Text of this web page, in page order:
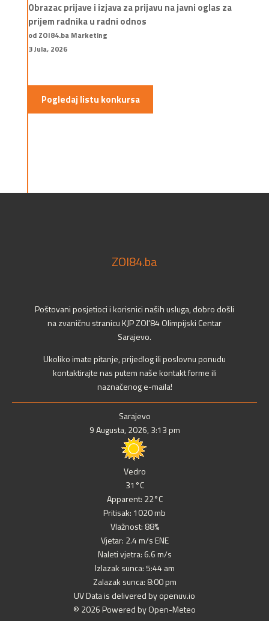
Obrazac prijave i izjava za prijavu na javni oglas za
prijem radnika u radni odnos
od ZOI84.ba Marketing
3 Jula, 2026
Pogledaj listu konkursa
ZOI84.ba
Poštovani posjetioci i korisnici naših usluga, dobro došli
na zvaničnu stranicu KJP ZOI'84 Olimpijski Centar
Sarajevo.
Ukoliko imate pitanje, prijedlog ili poslovnu ponudu
kontaktirajte nas putem naše kontakt forme ili
naznačenog e-maila!
Sarajevo
9 Augusta, 2026, 3:13 pm
Vedro
31°C
Apparent: 22°C
Pritisak: 1020 mb
Vlažnost: 88%
Vjetar: 2.4 m/s ENE
Naleti vjetra: 6.6 m/s
Izlazak sunca: 5:44 am
Zalazak sunca: 8:00 pm
UV Data is delivered by openuv.io
© 2026 Powered by Open-Meteo